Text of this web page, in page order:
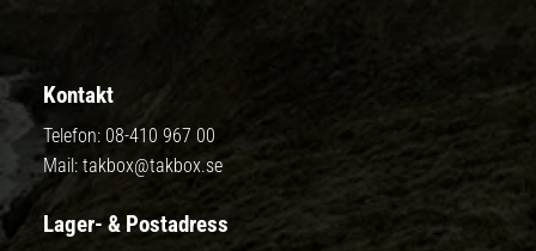
Kontakt
Telefon: 08-410 967 00
Mail: takbox@takbox.se
Lager- & Postadress